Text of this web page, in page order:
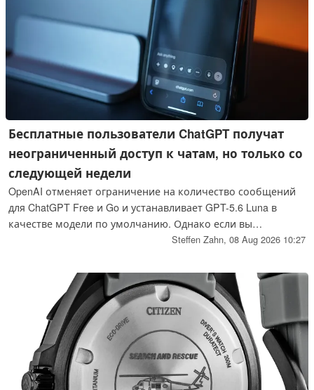
Бесплатные пользователи ChatGPT получат
неограниченный доступ к чатам, но только со
следующей недели
OpenAI отменяет ограничение на количество сообщений
для ChatGPT Free и Go и устанавливает GPT-5.6 Luna в
качестве модели по умолчанию. Однако если вы
проверите сегодня, то увидите, что возможность
в течение недели, начинающейся 10 августа. Ниже
приведено, что уже работает, а где ограничения остаются
Steffen Zahn, 08 Aug 2026 10:27